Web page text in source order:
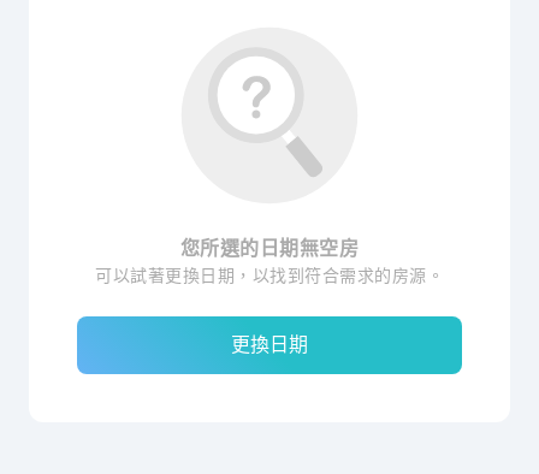
您所選的日期無空房
可以試著更換日期，以找到符合需求的房源。
更換日期